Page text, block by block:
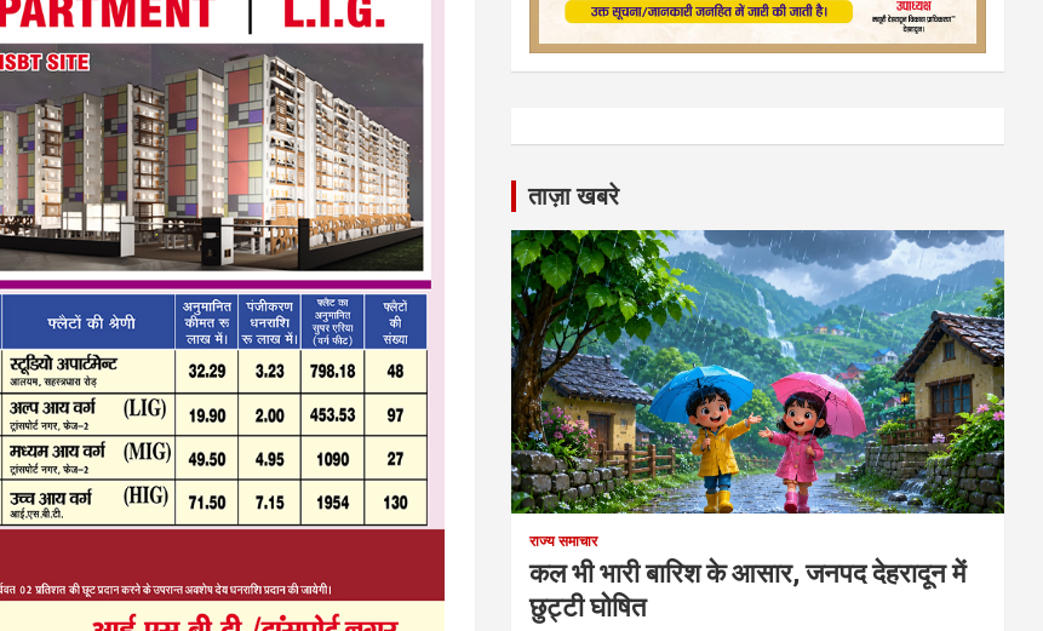
ताज़ा खबरे
राज्य समाचार
कल भी भारी बारिश के आसार, जनपद देहरादून में
छुट्टी घोषित